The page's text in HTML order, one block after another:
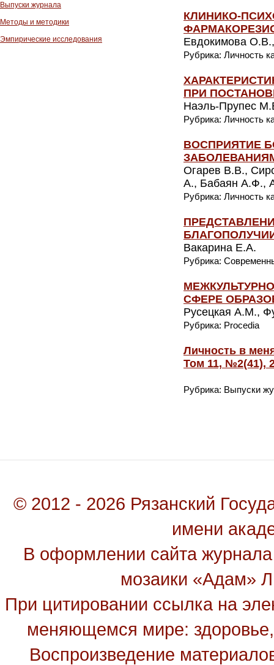
Выпуски журнала
Методы и методики
Эмпирические исследования
КЛИНИКО-
Евдокимова
Рубрика: Личность
ПРИ
Наэль-Прупес
Рубрика: Личность
ВОСПРИЯТИЕ
Огарев В.В.,
А., Бабаян А.Ф.,
Рубрика: Личность
Вакарина Е.А.
Рубрика:
СФЕРЕ
Русецкая А.М.,
Рубрика: Procedia
Личность в
Том 11, №2(41),
Рубрика: Выпуски
© 2012 - 2026 Рязанский
имени
В оформлении сайта
мозаики «Адам»
При цитировании ссылка на
меняющемся мире: здоровье,
Воспроизведение